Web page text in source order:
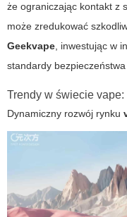
że ograniczając kontakt z
może zredukować
Geekvape, inwestując w
standardy
Trendy w świecie
Dynamiczny rozwój rynku